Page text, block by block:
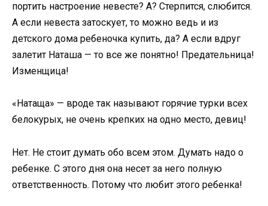
портить настроение невесте? А? Стерпится, слюбится.
А если невеста затоскует, то можно ведь и из
детского дома ребеночка купить, да? А если вдруг
залетит Наташа — то все же понятно! Предательница!
Изменщица!
«Натаща» — вроде так называют горячие турки всех
белокурых, не очень крепких на одно место, девиц!
Нет. Не стоит думать обо всем этом. Думать надо о
ребенке. С этого дня она несет за него полную
ответственность. Потому что любит этого ребенка!